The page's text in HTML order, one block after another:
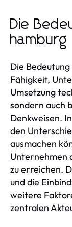
Die
hamburg
Die
Fähigkeit,
Umsetzung
sondern auch
Denkweisen.
den
ausmachen
Unternehmen
zu erreichen.
und die
weitere
zentralen